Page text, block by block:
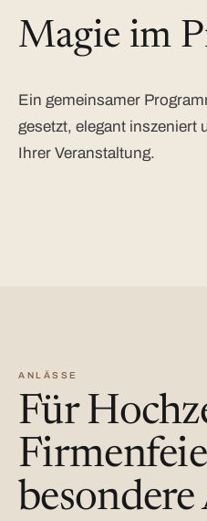
Magie im
Ein gemeinsamer
gesetzt, elegant inszeniert
Ihrer Veranstaltung.
ANLÄSSE
Für
besondere